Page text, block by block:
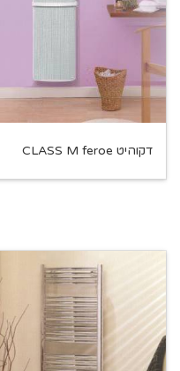
דקוהיט CLASS M feroe